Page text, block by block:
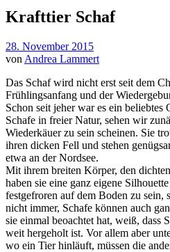
Krafttier Schaf
28. November 2015
von Andrea Lammert
Das Schaf wird nicht erst seit dem
Frühlingsanfang und der
Schon seit jeher war es ein
Schafe in freier Natur, sehen wir
Wiederkäuer zu sein scheinen. Sie
ihren dicken Fell und stehen
etwa an der Nordsee.
Mit ihrem breiten Körper, den
haben sie eine ganz eigene
festgefroren auf dem Boden zu
nicht immer, Schafe können auch
sie einmal beoachtet hat, weiß, dass
weit hergeholt ist. Vor allem aber
wo ein Tier hinläuft, müssen die